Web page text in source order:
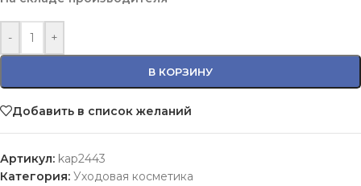
- +
В КОРЗИНУ
Добавить в список желаний
Артикул: kap2443
Категория: Уходовая косметика